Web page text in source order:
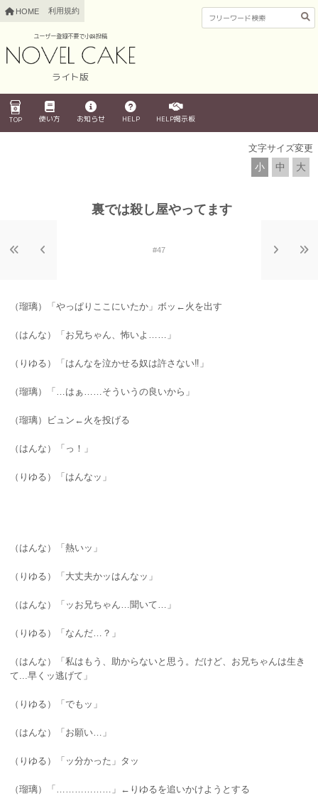
HOME 利用規約
ユーザー登録不要で小説投稿
ライト版
TOP 使い方 お知らせ HELP HELP掲示板
文字サイズ変更
小 中 大
裏では殺し屋やってます
#47
（瑠璃）「やっぱりここにいたか」ボッ←火を出す
（はんな）「お兄ちゃん、怖いよ……」
（りゆる）「はんなを泣かせる奴は許さない‼︎」
（瑠璃）「…はぁ……そういうの良いから」
（瑠璃）ビュン←火を投げる
（はんな）「っ！」
（りゆる）「はんなッ」
（はんな）「熱いッ」
（りゆる）「大丈夫かッはんなッ」
（はんな）「ッお兄ちゃん…聞いて…」
（りゆる）「なんだ…？」
（はんな）「私はもう、助からないと思う。だけど、お兄ちゃんは生き
て...早くッ逃げて」
（りゆる）「でもッ」
（はんな）「お願い…」
（りゆる）「ッ分かった」タッ
（瑠璃）「………………」←りゆるを追いかけようとする